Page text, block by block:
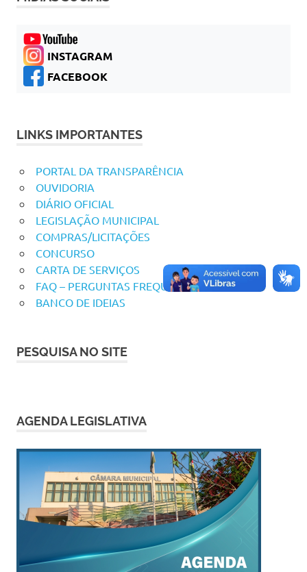
INSTAGRAM
FACEBOOK
LINKS IMPORTANTES
PORTAL DA TRANSPARÊNCIA
OUVIDORIA
DIÁRIO OFICIAL
LEGISLAÇÃO MUNICIPAL
COMPRAS/LICITAÇÕES
CONCURSO
CARTA DE SERVIÇOS
FAQ – PERGUNTAS FREQUENTES
BANCO DE IDEIAS
PESQUISA NO SITE
AGENDA LEGISLATIVA